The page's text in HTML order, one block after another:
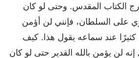
الكتاب المقدس. وحتى لو كان
على السلطان، فإنني لن أؤمن
كثيرًا عند سماعه يقول هذا. كيف
لن يؤمن بالله القدير حتى لو كان